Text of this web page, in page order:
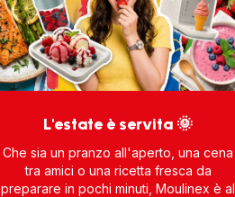
L'estate è servita 🌞
Che sia un pranzo all'aperto, una cena
tra amici o una ricetta fresca da
preparare in pochi minuti, Moulinex è al